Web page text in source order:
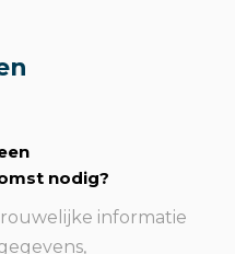
nodig?
informatie